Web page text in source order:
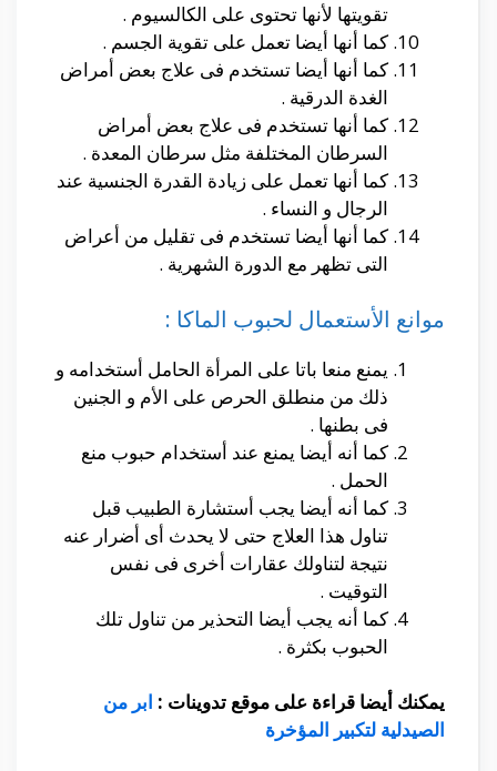
تقويتها لأنها تحتوى على الكالسيوم .
كما أنها أيضا تعمل على تقوية الجسم .
كما أنها أيضا تستخدم فى علاج بعض أمراض
الغدة الدرقية .
كما أنها تستخدم فى علاج بعض أمراض
السرطان المختلفة مثل سرطان المعدة .
كما أنها تعمل على زيادة القدرة الجنسية عند
الرجال و النساء .
كما أنها أيضا تستخدم فى تقليل من أعراض
التى تظهر مع الدورة الشهرية .
موانع الأستعمال لحبوب الماكا :
يمنع منعا باتا على المرأة الحامل أستخدامه و
ذلك من منطلق الحرص على الأم و الجنين
فى بطنها .
كما أنه أيضا يمنع عند أستخدام حبوب منع
الحمل .
كما أنه أيضا يجب أستشارة الطبيب قبل
تناول هذا العلاج حتى لا يحدث أى أضرار عنه
نتيجة لتناولك عقارات أخرى فى نفس
التوقيت .
كما أنه يجب أيضا التحذير من تناول تلك
الحبوب بكثرة .
يمكنك أيضا قراءة على موقع تدوينات : ابر من
الصيدلية لتكبير المؤخرة